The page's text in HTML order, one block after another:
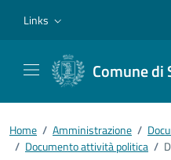
Links
Comune di
Home / Amministrazione /
/ Documento attività politica /